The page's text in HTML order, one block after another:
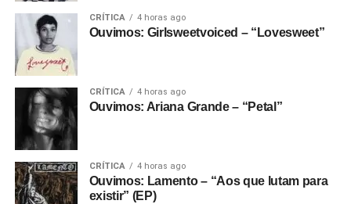
CRÍTICA 4 horas ago
Ouvimos: Girlsweetvoiced – “Lovesweet”
CRÍTICA 4 horas ago
Ouvimos: Ariana Grande – “Petal”
CRÍTICA 4 horas ago
Ouvimos: Lamento – “Aos que lutam para
existir” (EP)